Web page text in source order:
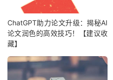
ChatGPT助力论文升级：揭秘AI
论文润色的高效技巧！【建议收
藏】